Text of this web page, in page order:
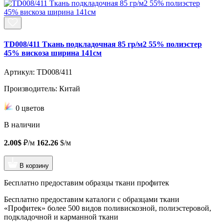
TD008/411 Ткань подкладочная 85 гр/м2 55% полиэстер
45% вискоза ширина 141см
Артикул: TD008/411
Производитель: Китай
0 цветов
В наличии
2.00$ ₽/м 162.26 $/м
В корзину
Бесплатно предоставим образцы ткани профитек
Бесплатно предоставим каталоги с образцами ткани
«Профитек» более 500 видов поливискозной, полиэстеровой,
подкладочной и карманной ткани